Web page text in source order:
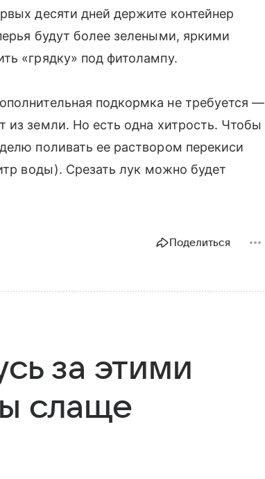
десяти дней держите контейнер
будут более зелеными, яркими
«грядку» под фитолампу.
подкормка не требуется —
из земли. Но есть одна хитрость. Чтобы
поливать ее раствором перекиси
воды). Срезать лук можно будет
Поделиться
за этими
слаще